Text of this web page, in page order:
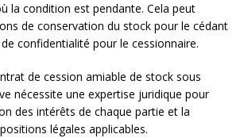
la condition est pendante. Cela peut
de conservation du stock pour le cédant
confidentialité pour le cessionnaire.
de cession amiable de stock sous
nécessite une expertise juridique pour
des intérêts de chaque partie et la
légales applicables.